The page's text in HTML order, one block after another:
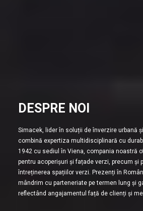
DESPRE NOI
Simacek, lider în soluții de înverzire urbană
combină expertiza multidisciplinară cu
1942 cu sediul în Viena, compania noastră
pentru acoperișuri și fațade verzi, precum și
întreținerea spațiilor verzi. Prezenți în
mândrim cu parteneriate pe termen lung și
reflectând angajamentul față de clienți și